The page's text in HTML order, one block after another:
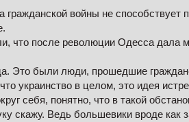
войны не способствует
что после революции Одесса дала
Это были люди, прошедшие
украинство в целом, это идея
себя, понятно, что в такой
скажу. Ведь большевики вроде как